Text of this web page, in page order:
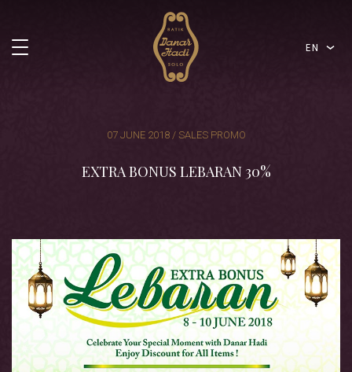
EN
07 JUNE 2018 / SALES PROMO
EXTRA BONUS LEBARAN 30%